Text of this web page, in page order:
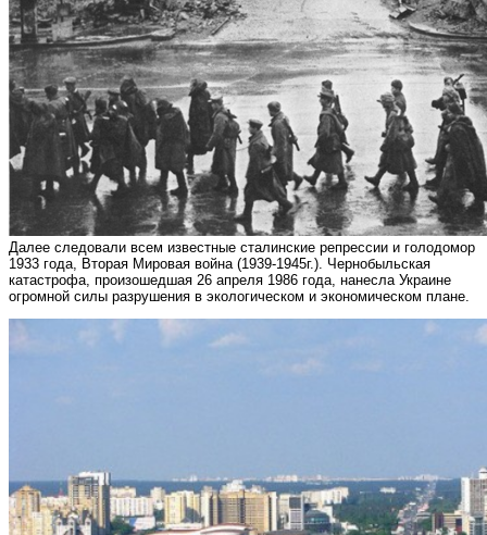
Далее следовали всем известные сталинские репрессии и голодомор
1933 года, Вторая Мировая война (1939-1945г.). Чернобыльская
катастрофа, произошедшая 26 апреля 1986 года, нанесла Украине
огромной силы разрушения в экологическом и экономическом плане.